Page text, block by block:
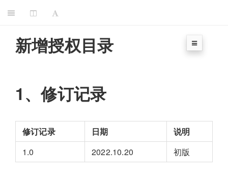
新增授权目录
1、修订记录
修订记录 日期
说明
1.0
2022.10.20 初版